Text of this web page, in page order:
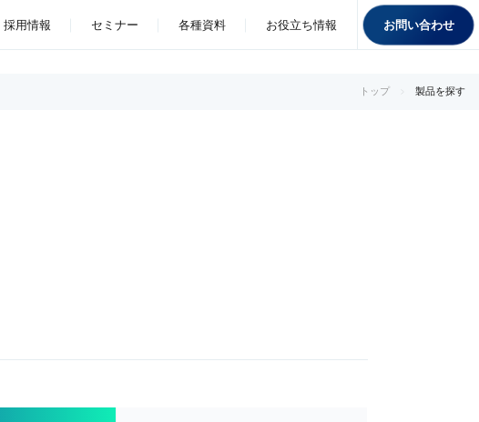
採用情報 セミナー 各種資料 お役立ち情報 お問い合わせ
トップ 製品を探す